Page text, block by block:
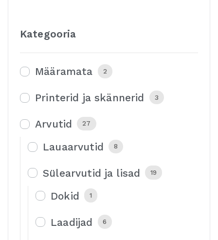
Kategooria
Määramata 2
Printerid ja skännerid 3
Arvutid 27
Lauaarvutid 8
Sülearvutid ja lisad 19
Dokid 1
Laadijad 6